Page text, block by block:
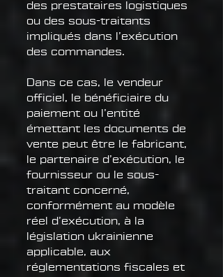
des prestataires logistiques
ou des sous-traitants
impliqués dans l’exécution
des commandes.
Dans ce cas, le vendeur
officiel, le bénéficiaire du
paiement ou l’entité
émettant les documents de
vente peut être le fabricant,
le partenaire d’exécution, le
fournisseur ou le sous-
traitant concerné,
conformément au modèle
réel d’exécution, à la
législation ukrainienne
applicable, aux
réglementations fiscales et